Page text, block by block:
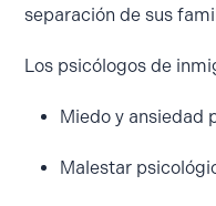
separación de sus
Los psicólogos de
Miedo y ansiedad
Malestar